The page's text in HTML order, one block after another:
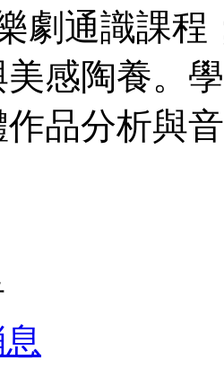
劇通識課
感陶養。
品分析與